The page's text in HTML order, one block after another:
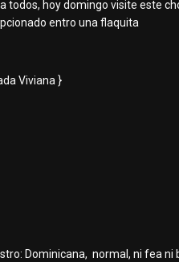
a todos, hoy domingo visite este
entro una flaquita
Viviana }
Dominicana, normal, ni fea ni